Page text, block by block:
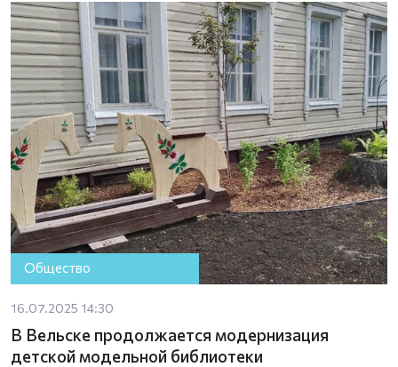
Общество
16.07.2025 14:30
В Вельске продолжается модернизация
детской модельной библиотеки